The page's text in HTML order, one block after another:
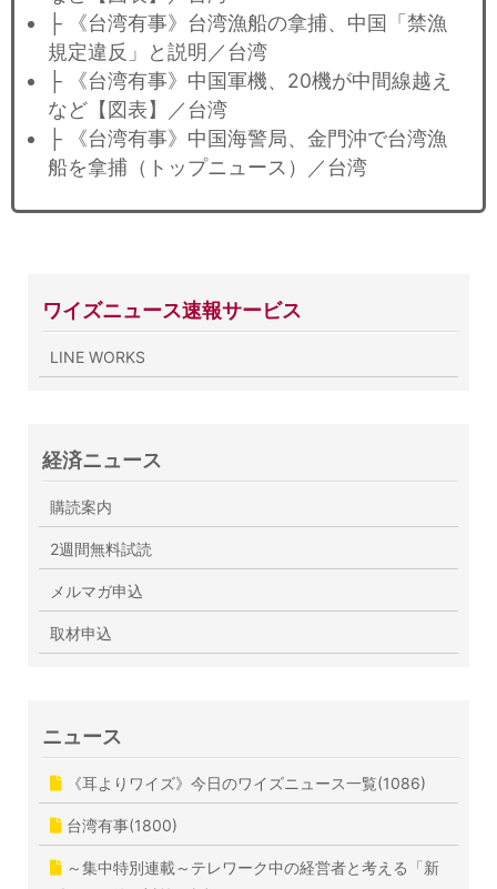
├ 《台湾有事》台湾漁船の拿捕、中国「禁漁
規定違反」と説明／台湾
├ 《台湾有事》中国軍機、20機が中間線越え
など【図表】／台湾
├ 《台湾有事》中国海警局、金門沖で台湾漁
船を拿捕（トップニュース）／台湾
ワイズニュース速報サービス
LINE WORKS
経済ニュース
購読案内
2週間無料試読
メルマガ申込
取材申込
ニュース
《耳よりワイズ》今日のワイズニュース一覧(1086)
台湾有事(1800)
～集中特別連載～テレワーク中の経営者と考える「新